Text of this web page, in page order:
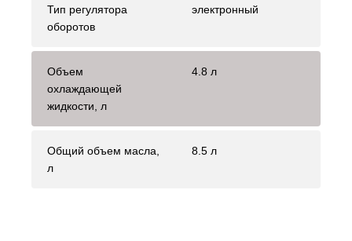
Тип регулятора
оборотов
электронный
Объем
охлаждающей
жидкости, л
4.8 л
Общий объем масла,
л
8.5 л